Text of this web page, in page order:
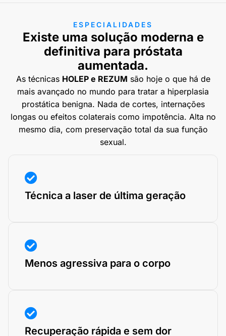
ESPECIALIDADES
Existe uma solução moderna e
definitiva para próstata
aumentada.
As técnicas HOLEP e REZUM são hoje o que há de
mais avançado no mundo para tratar a hiperplasia
prostática benigna. Nada de cortes, internações
longas ou efeitos colaterais como impotência. Alta no
mesmo dia, com preservação total da sua função
sexual.
Técnica a laser de última geração
Menos agressiva para o corpo
Recuperação rápida e sem dor